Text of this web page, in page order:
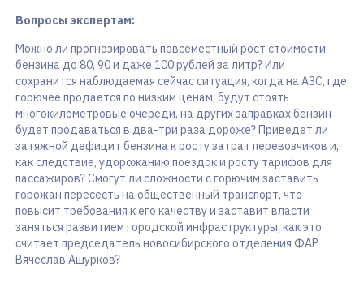
Вопросы экспертам:
Можно ли прогнозировать повсеместный рост стоимости
бензина до 80, 90 и даже 100 рублей за литр? Или
сохранится наблюдаемая сейчас ситуация, когда на АЗС, где
горючее продается по низким ценам, будут стоять
многокилометровые очереди, на других заправках бензин
будет продаваться в два-три раза дороже? Приведет ли
затяжной дефицит бензина к росту затрат перевозчиков и,
как следствие, удорожанию поездок и росту тарифов для
пассажиров? Смогут ли сложности с горючим заставить
горожан пересесть на общественный транспорт, что
повысит требования к его качеству и заставит власти
заняться развитием городской инфраструктуры, как это
считает председатель новосибирского отделения ФАР
Вячеслав Ашурков?